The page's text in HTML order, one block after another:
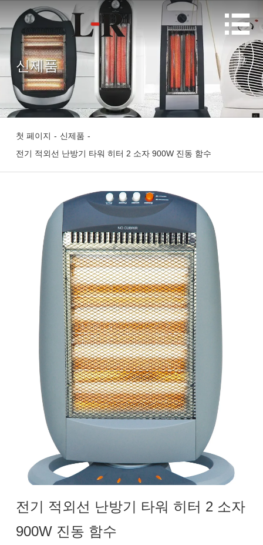

신제품
첫 페이지 - 신제품 -
전기 적외선 난방기 타워 히터 2 소자 900W 진동 함수
전기 적외선 난방기 타워 히터 2 소자
900W 진동 함수